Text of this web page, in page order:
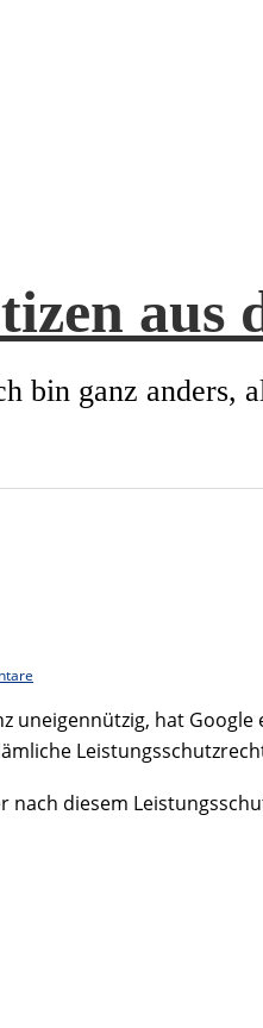
aus
bin ganz anders,
hat Google
diesem